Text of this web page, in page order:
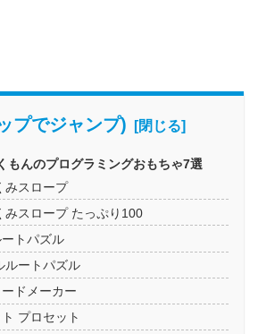
プでジャンプ)
もんのプログラミングおもちゃ7選
みスロープ
みスロープ たっぷり100
トパズル
ルートパズル
ドメーカー
プロセット